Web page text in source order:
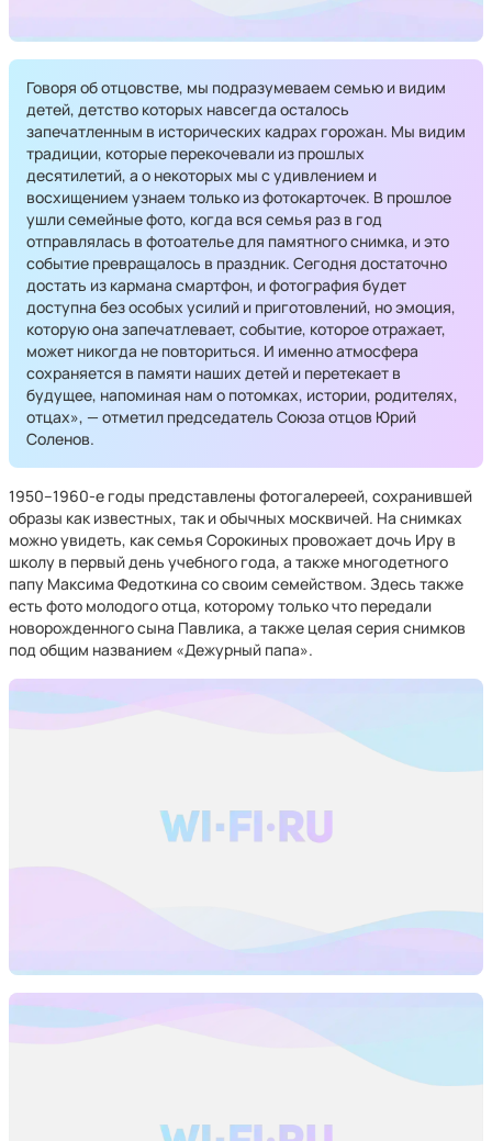
Говоря об отцовстве, мы подразумеваем семью и видим
детей, детство которых навсегда осталось
запечатленным в исторических кадрах горожан. Мы видим
традиции, которые перекочевали из прошлых
десятилетий, а о некоторых мы с удивлением и
восхищением узнаем только из фотокарточек. В прошлое
ушли семейные фото, когда вся семья раз в год
отправлялась в фотоателье для памятного снимка, и это
событие превращалось в праздник. Сегодня достаточно
достать из кармана смартфон, и фотография будет
доступна без особых усилий и приготовлений, но эмоция,
которую она запечатлевает, событие, которое отражает,
может никогда не повториться. И именно атмосфера
сохраняется в памяти наших детей и перетекает в
будущее, напоминая нам о потомках, истории, родителях,
отцах», — отметил председатель Союза отцов Юрий
Соленов.
1950–1960-е годы представлены фотогалереей, сохранившей
образы как известных, так и обычных москвичей. На снимках
можно увидеть, как семья Сорокиных провожает дочь Иру в
школу в первый день учебного года, а также многодетного
папу Максима Федоткина со своим семейством. Здесь также
есть фото молодого отца, которому только что передали
новорожденного сына Павлика, а также целая серия снимков
под общим названием «Дежурный папа».